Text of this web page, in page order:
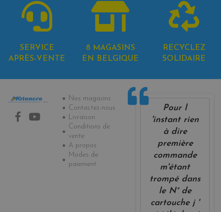
SERVICE
APRÈS-VENTE
8 MAGASINS
EN BELGIQUE
RECYCLEZ
SOLIDAIRE
Informations
Nos magasins
Contactez-nous
Livraison
Conditions de
vente
A propos
Modes de
paiement
Pour l
'instant rien
à dire
première
commande
m'étant
trompé dans
le N° de
cartouche j '